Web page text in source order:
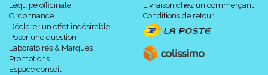
L’équipe officinale
Ordonnance
Déclarer un effet indésirable
Poser une question
Laboratoires & Marques
Promotions
Espace conseil
Livraison chez un commerçant
Conditions de retour